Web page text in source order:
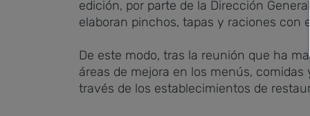
edición, por parte de la Dirección
elaboran pinchos, tapas y raciones con
De este modo, tras la reunión que ha
áreas de mejora en los menús,
través de los establecimientos de